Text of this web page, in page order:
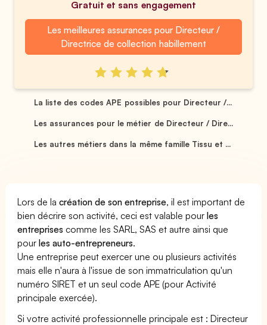
Gratuit et sans engagement
Les meilleures assurances pour Directeur /
Directrice de collection habillement
La liste des codes APE possibles pour Directeur /...
Les assurances pour le métier de Directeur / Dire...
Les autres métiers dans la même famille Tissu et ...
Lors de lacréation de son entreprise, il est important de
bien décrire son activité, ceci est valable pourles
entreprises comme les SARL, SAS et autre ainsi que
pourles auto-entrepreneurs.
Une entreprise peut exercer une ou plusieurs activités
mais elle n'aura à l'issue de son immatriculation qu'un
numéro SIRET et un seul code APE (pour Activité
principale exercée).
Si votre activité professionnelle principale est : Directeur